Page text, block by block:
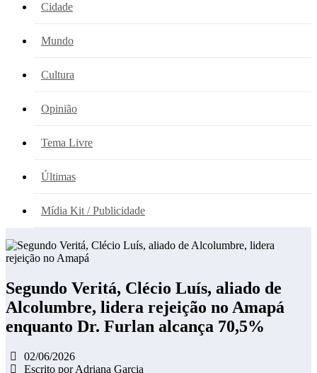
Cidade
Mundo
Cultura
Opinião
Tema Livre
Últimas
Mídia Kit / Publicidade
Segundo Veritá, Clécio Luís, aliado de
Alcolumbre, lidera rejeição no Amapá
enquanto Dr. Furlan alcança 70,5%
02/06/2026
Escrito por Adriana Garcia